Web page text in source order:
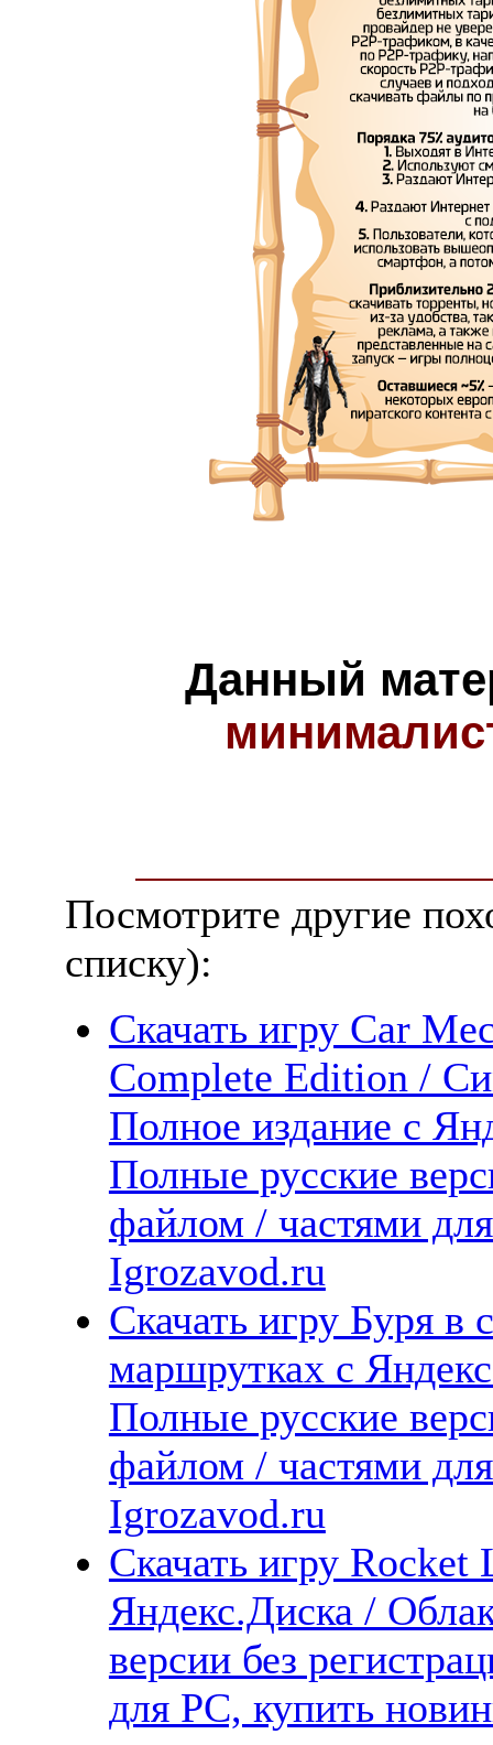
Данный
Посмотрите другие
списку):
Скачать игру Car
Complete Edition /
Полное издание с
Полные русские
файлом / частями
Igrozavod.ru
Скачать игру Буря в
маршрутках с
Полные русские
файлом / частями
Igrozavod.ru
Скачать игру Rocket
Яндекс.Диска /
версии без
для PC, купить